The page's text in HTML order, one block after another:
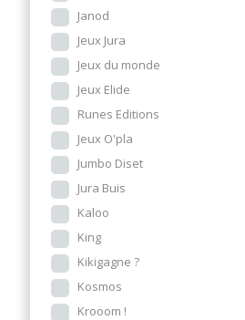
Janod
Jeux Jura
Jeux du monde
Jeux Elide
Runes Editions
Jeux O'pla
Jumbo Diset
Jura Buis
Kaloo
King
Kikigagne ?
Kosmos
Krooom !